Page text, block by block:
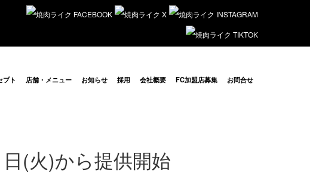
プト 店舗・メニュー お知らせ 採用 会社概要 FC加盟店募集 お問合せ
(火)から提供開始